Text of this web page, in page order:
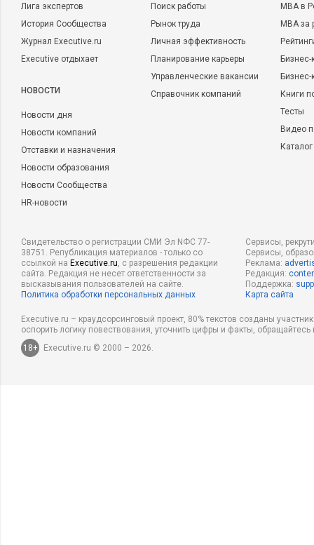
Лига экспертов
История Сообщества
Журнал Executive.ru
Executive отдыхает
НОВОСТИ
Новости дня
Новости компаний
Отставки и назначения
Новости образования
Новости Сообщества
HR-новости
Поиск работы
Рынок труда
Личная эффективность
Планирование карьеры
Управленческие вакансии
Справочник компаний
MBA в
MBA
Бизнес-
Книги
Тесты
Видео
Свидетельство о регистрации СМИ Эл NФС 77-
38751. Републикация материалов - только со
ссылкой на Executive.ru, с разрешения редакции
сайта. Редакция не несет ответственности за
высказывания пользователей на сайте.
Политика обработки персональных данных
Сервисы,
Сервисы,
Реклама:
Редакция:
Поддержка:
Карта сайта
Executive.ru – краудсорсинговый проект, 80% текстов созданы
оспорить логику повествования, уточнить цифры и факты,
18+
Executive.ru © 2000 – 2026.